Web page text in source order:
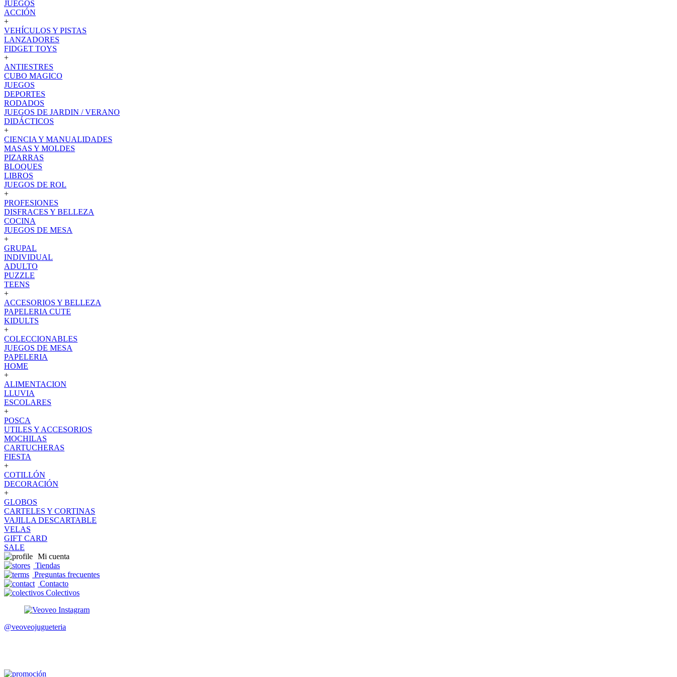
JUEGOS
ACCIÓN
+
VEHÍCULOS Y PISTAS
LANZADORES
FIDGET TOYS
+
ANTIESTRES
CUBO MAGICO
JUEGOS
DEPORTES
RODADOS
JUEGOS DE JARDIN / VERANO
DIDÁCTICOS
+
CIENCIA Y MANUALIDADES
MASAS Y MOLDES
PIZARRAS
BLOQUES
LIBROS
JUEGOS DE ROL
+
PROFESIONES
DISFRACES Y BELLEZA
COCINA
JUEGOS DE MESA
+
GRUPAL
INDIVIDUAL
ADULTO
PUZZLE
TEENS
+
ACCESORIOS Y BELLEZA
PAPELERIA CUTE
KIDULTS
+
COLECCIONABLES
JUEGOS DE MESA
PAPELERIA
HOME
+
ALIMENTACION
LLUVIA
ESCOLARES
+
POSCA
UTILES Y ACCESORIOS
MOCHILAS
CARTUCHERAS
FIESTA
+
COTILLÓN
DECORACIÓN
+
GLOBOS
CARTELES Y CORTINAS
VAJILLA DESCARTABLE
VELAS
GIFT CARD
SALE
Mi cuenta
Tiendas
Preguntas frecuentes
Contacto
Colectivos
@veoveojugueteria